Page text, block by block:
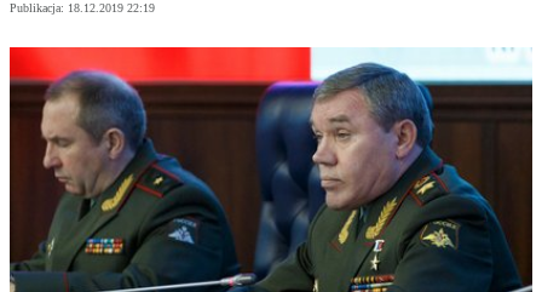
Publikacja: 18.12.2019 22:19